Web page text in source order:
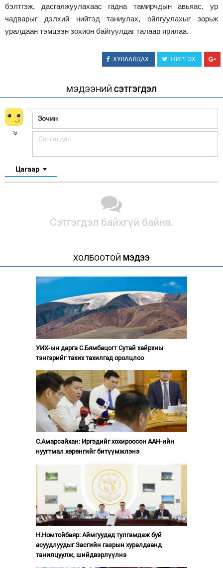
бэлтгэж, дасгалжуулахаас гадна тамирчдын авьяас, ур
чадварыг дэлхий нийтэд таниулах, ойлгуулахыг зорьж
уралдаан тэмцээн зохион байгуулдаг талаар ярилаа.
ХУВААЛЦАХ ЖИРГЭХ
МЭДЭЭНИЙ СЭТГЭГДЭЛ
Цагаар
Сэтгэгдэл байхгүй байна.
ХОЛБООТОЙ МЭДЭЭ
УИХ-ын дарга С.Бямбацогт Сутай хайрхны
тэнгэрийг тахих тахилгад оролцлоо
С.Амарсайхан: Иргэдийг хохироосон ААН-ийн
нуугтмал хөрөнгийг битүүмжлэнэ
Н.Номтойбаяр: Аймгуудад тулгамдаж буй
асуудлуудыг Засгийн газрын хуралдаанд
танилцуулж, шийдвэрлүүлнэ